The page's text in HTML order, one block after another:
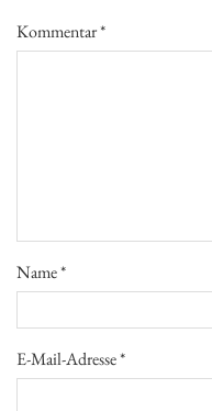
Kommentar*
Name*
E-Mail-Adresse*